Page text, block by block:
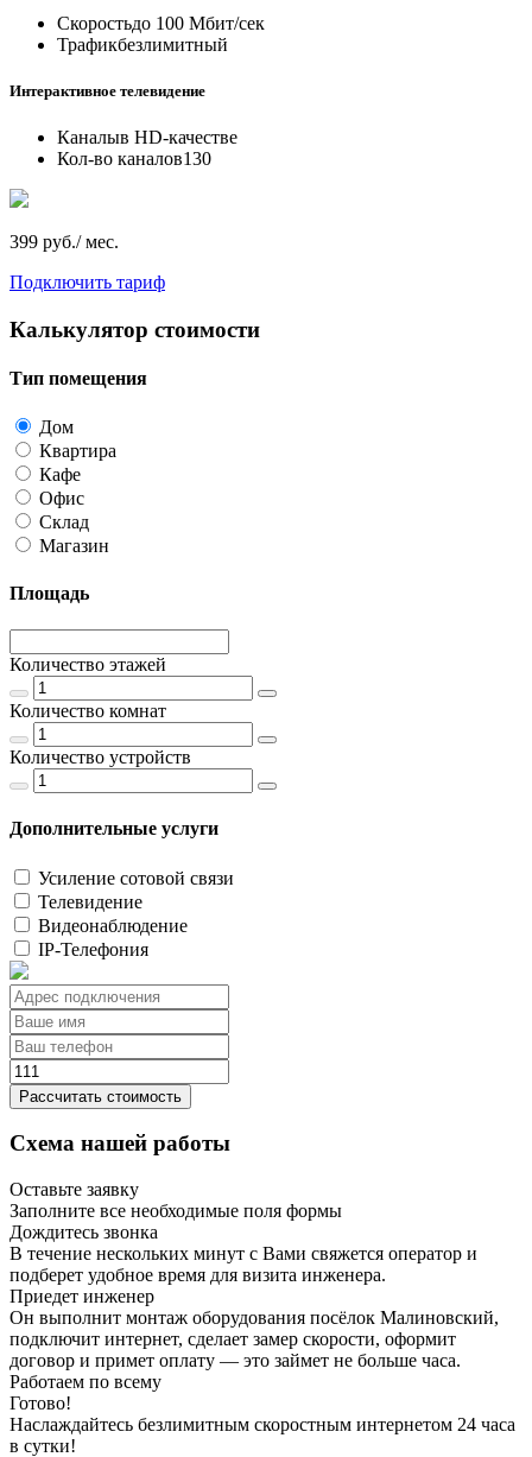
Скоростьдо 100 Мбит/сек
Трафикбезлимитный
Интерактивное телевидение
Каналыв HD-качестве
Кол-во каналов130
399 руб./ мес.
Подключить тариф
Калькулятор стоимости
Тип помещения
Дом
Квартира
Кафе
Офис
Склад
Магазин
Площадь
Количество этажей
Количество комнат
Количество устройств
Дополнительные услуги
Усиление сотовой связи
Телевидение
Видеонаблюдение
IP-Телефония
Рассчитать стоимость
Схема нашей работы
Оставьте заявку
Заполните все необходимые поля формы
Дождитесь звонка
В течение нескольких минут с Вами свяжется оператор и
подберет удобное время для визита инженера.
Приедет инженер
Он выполнит монтаж оборудования посёлок Малиновский,
подключит интернет, сделает замер скорости, оформит
договор и примет оплату — это займет не больше часа.
Работаем по всему
Готово!
Наслаждайтесь безлимитным скоростным интернетом 24 часа
в сутки!